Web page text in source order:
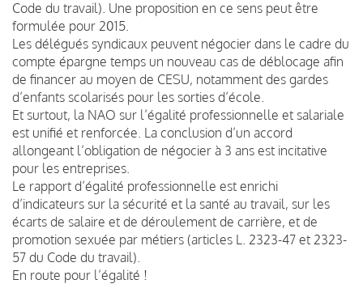
Code du travail). Une proposition en ce sens peut être
formulée pour 2015.
Les délégués syndicaux peuvent négocier dans le cadre du
compte épargne temps un nouveau cas de déblocage afin
de financer au moyen de CESU, notamment des gardes
d’enfants scolarisés pour les sorties d’école.
Et surtout, la NAO sur l’égalité professionnelle et salariale
est unifié et renforcée. La conclusion d’un accord
allongeant l’obligation de négocier à 3 ans est incitative
pour les entreprises.
Le rapport d’égalité professionnelle est enrichi
d’indicateurs sur la sécurité et la santé au travail, sur les
écarts de salaire et de déroulement de carrière, et de
promotion sexuée par métiers (articles L. 2323-47 et 2323-
57 du Code du travail).
En route pour l’égalité !